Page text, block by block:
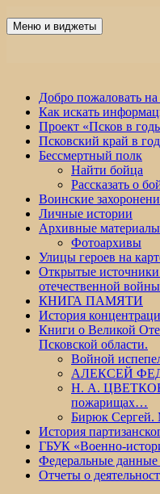
Победа 60
Меню и виджеты
Добро пожаловать
Как искать
Проект «Псков в
Псковский край в
Бессмертный полк
Найти бойца
Рассказать о
Воинские
Личные истории
Архивные материалы
Фотоархивы
Улицы героев на
Открытые
отечественной
КНИГА ПАМЯТИ
История
Книги о Великой
Псковской области.
Войной
АЛЕКСЕЙ
Н. А. ЦВЕТКОВ
пожарищах…
Бирюк Сергей.
История
ГБУК «Военно-
Федеральные
Отчеты о